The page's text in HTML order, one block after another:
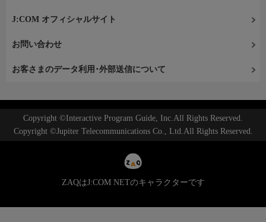
J:COM オフィシャルサイト
お問い合わせ
お客さまのデータ利用･外部送信について
Copyright ©Interactive Program Guide, Inc.All Rights Reserved.
Copyright ©Jupiter Telecommunications Co., Ltd.All Rights Reserved.
ZAQはJ:COM NETのキャラクターです